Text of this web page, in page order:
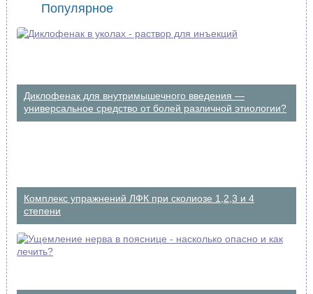
Популярное
Диклофенак для внутримышечного введения —
универсальное средство от болей различной этиологии?
Комплекс упражнений ЛФК при сколиозе 1,2,3 и 4
степени